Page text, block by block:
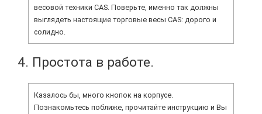
весовой техники CAS. Поверьте, именно так должны
выглядеть настоящие торговые весы CAS: дорого и
солидно.
4. Простота в работе.
Казалось бы, много кнопок на корпусе.
Познакомьтесь поближе, прочитайте инструкцию и Вы